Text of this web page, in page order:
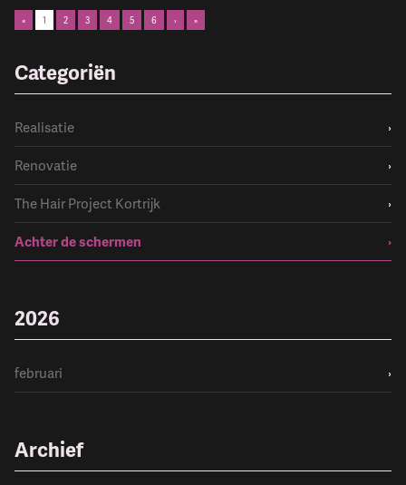
« 1 2 3 4 5 6 › »
Categoriën
Realisatie
›
Renovatie
›
The Hair Project Kortrijk
›
Achter de schermen
›
2026
februari ›
Archief